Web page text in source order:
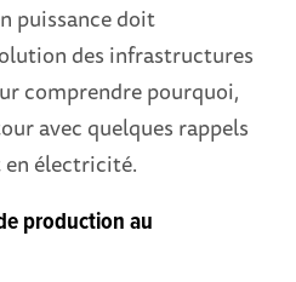
puissance doit
des infrastructures
comprendre pourquoi,
avec quelques rappels
électricité.
production au